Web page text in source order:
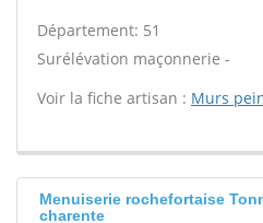
Département: 51
Surélévation maçonnerie -
Voir la fiche artisan : Murs
Menuiserie rochefortaise
charente